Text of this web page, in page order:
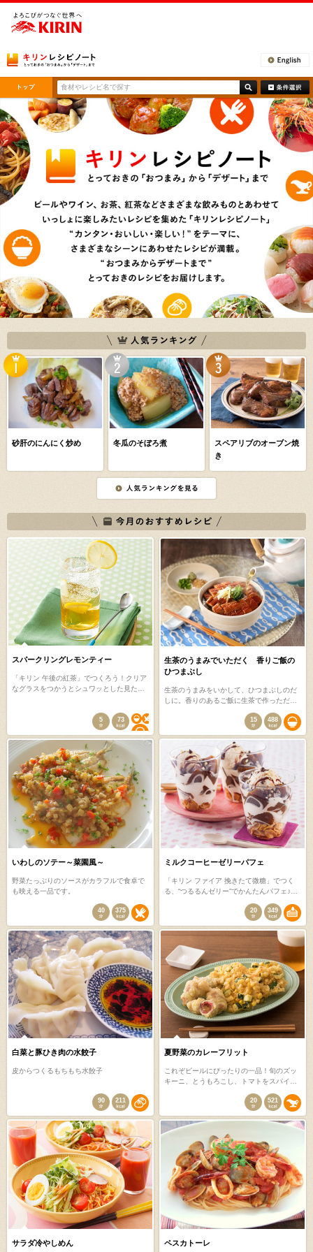
砂肝のにんにく炒め 冬瓜のそぼろ煮
スペアリブのオーブン焼
き
スパークリングレモンティー
「キリン 午後の紅茶」でつくろう！クリア
なグラスをつかうとシュワッとした見た…
5 73
生茶のうまみでいただく 香りご飯の
ひつまぶし
生茶のうまみをいかして、ひつまぶしのだ
しに。香りのあるご飯に生茶で作っただ…
15 488
いわしのソテー～菜園風～
野菜たっぷりのソースがカラフルで食卓で
も映える一品です。
40 375
ミルクコーヒーゼリーパフェ
「キリン ファイア 挽きたて微糖」でつく
る、“つるるんゼリー”でかんたんパフェ♪…
20 349
白菜と豚ひき肉の水餃子
皮からつくるもちもち水餃子
90 211
夏野菜のカレーフリット
これぞビールにぴったりの一品！旬のズッ
キーニ、とうもろこし、トマトをスパイ…
20 521
サラダ冷やしめん ペスカトーレ